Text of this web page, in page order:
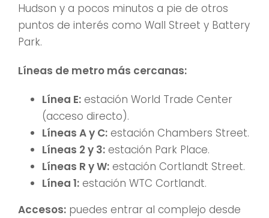
Hudson y a pocos minutos a pie de otros
puntos de interés como Wall Street y Battery
Park.
Líneas de metro más cercanas:
Línea E: estación World Trade Center
(acceso directo).
Líneas A y C: estación Chambers Street.
Líneas 2 y 3: estación Park Place.
Líneas R y W: estación Cortlandt Street.
Línea 1: estación WTC Cortlandt.
Accesos: puedes entrar al complejo desde